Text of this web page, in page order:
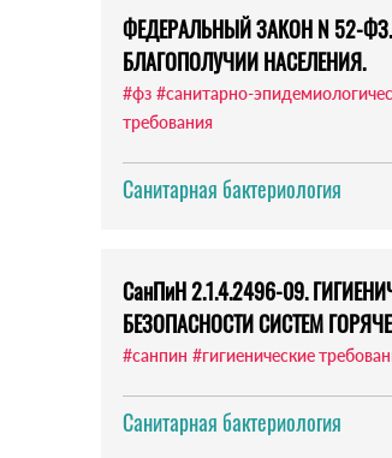
ФЕДЕРАЛЬНЫЙ ЗАКОН N 52-
БЛАГОПОЛУЧИИ НАСЕЛЕНИЯ.
#фз #санитарно-
требования
Санитарная бактериология
СанПиН 2.1.4.2496-09.
БЕЗОПАСНОСТИ СИСТЕМ
#санпин #гигиенические
Санитарная бактериология